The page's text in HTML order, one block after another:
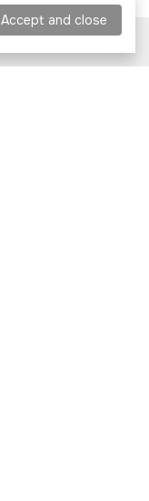
Accept and close